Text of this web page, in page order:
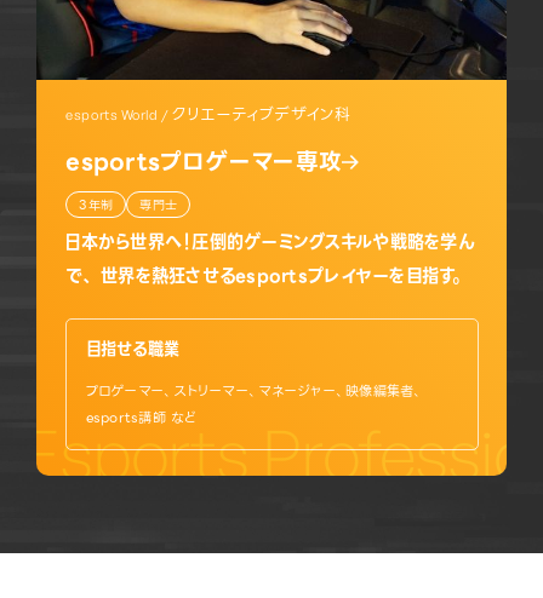
esports World / クリエーティブデザイン科
esportsプロゲーマー専攻
3年制 専門士
日本から世界へ！圧倒的ゲーミングスキルや戦略を学ん
で、 世界を熱狂させるesportsプレイヤーを目指す。
目指せる職業
プロゲーマー、ストリーマー、マネージャー、映像編集者、
esports講師 など
Esports